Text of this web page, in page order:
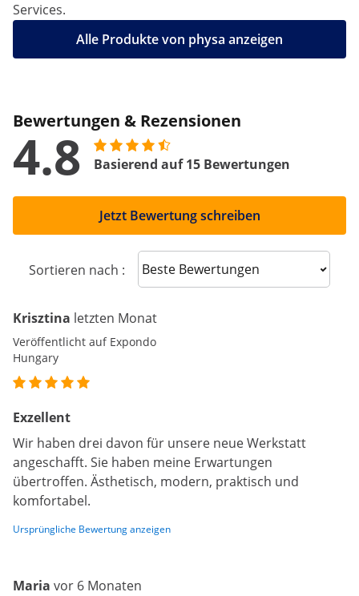
Services.
Alle Produkte von physa anzeigen
Bewertungen & Rezensionen
4.8 Basierend auf 15 Bewertungen
Jetzt Bewertung schreiben
Sortieren nach : Sort reviews
Krisztina letzten Monat
Veröffentlicht auf Expondo
Hungary
Exzellent
Wir haben drei davon für unsere neue Werkstatt
angeschafft. Sie haben meine Erwartungen
übertroffen. Ästhetisch, modern, praktisch und
komfortabel.
Ursprüngliche Bewertung anzeigen
Maria vor 6 Monaten